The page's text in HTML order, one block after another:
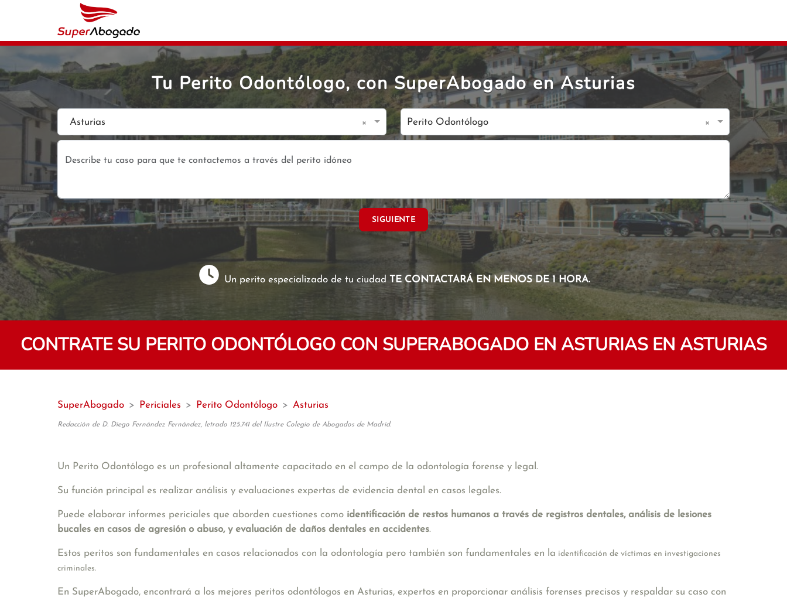
Tu Perito Odontólogo, con SuperAbogado en Asturias
Asturias × Perito Odontólogo ×
SIGUIENTE
Un perito especializado de tu ciudadTE CONTACTARÁ EN MENOS DE 1 HORA.
CONTRATE SU PERITO ODONTÓLOGO CON SUPERABOGADO EN ASTURIAS EN ASTURIAS
SuperAbogado > Periciales > Perito Odontólogo > Asturias
Redacción de D. Diego Fernández Fernández, letrado 125.741 del Ilustre Colegio de Abogados de Madrid.
Un Perito Odontólogo es un profesional altamente capacitado en el campo de la odontología forense y legal.
Su función principal es realizar análisis y evaluaciones expertas de evidencia dental en casos legales.
Puede elaborar informes periciales que aborden cuestiones como identificación de restos humanos a través de registros dentales, análisis de lesiones
bucales en casos de agresión o abuso, y evaluación de daños dentales en accidentes.
Estos peritos son fundamentales en casos relacionados con la odontología pero también son fundamentales en la identificación de víctimas en investigaciones
criminales.
En SuperAbogado, encontrará a los mejores peritos odontólogos en Asturias, expertos en proporcionar análisis forenses precisos y respaldar su caso con